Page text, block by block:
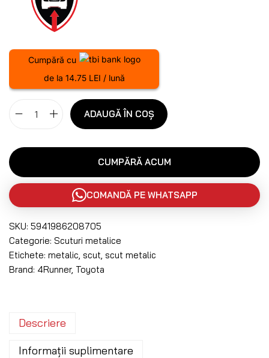
Cumpără cu
de la 14.75 LEI / lună
ADAUGĂ ÎN COȘ
CUMPĂRĂ ACUM
COMANDĂ PE WHATSAPP
SKU: 5941986208705
Categorie: Scuturi metalice
Etichete: metalic scut scut metalic
Brand: 4Runner, Toyota
Descriere
Informații suplimentare